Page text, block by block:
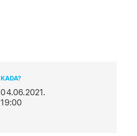
KADA?
04.06.2021.
19:00